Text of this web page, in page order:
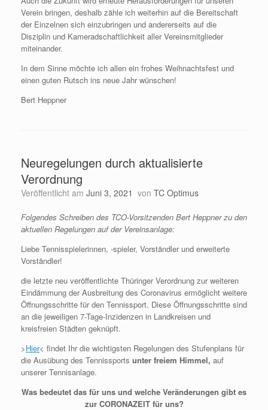
Verein bringen, deshalb zähle ich weiterhin auf die Bereitschaft
der Einzelnen sich einzubringen und andererseits auf die
Disziplin und Kameradschaftlichkeit aller Vereinsmitglieder
miteinander.
In dem Sinne möchte ich allen ein frohes Weihnachtsfest und
einen guten Rutsch ins neue Jahr wünschen!
Bert Heppner
Neuregelungen durch aktualisierte
Verordnung
Veröffentlicht am Juni 3, 2021 von TC Optimus
Folgendes Schreiben des TCO-Vorsitzenden Bert Heppner zu den
aktuellen Regelungen auf der Vereinsanlage:
Liebe Tennisspielerinnen, -spieler, Vorständler und erweiterte
Vorständler!
die letzte neu veröffentlichte Thüringer Verordnung zur weiteren
Eindämmung der Ausbreitung des Coronavirus ermöglicht weitere
Öffnungsschritte für den Tennissport. Diese Öffnungsschritte sind
an die jeweiligen 7-Tage-Inzidenzen in Landkreisen und
kreisfreien Städten geknüpft.
>Hier< findet Ihr die wichtigsten Regelungen des Stufenplans für
die Ausübung des Tennissports unter freiem Himmel, auf
unserer Tennisanlage.
Was bedeutet das für uns und welche Veränderungen gibt es
zur CORONAZEIT für uns?